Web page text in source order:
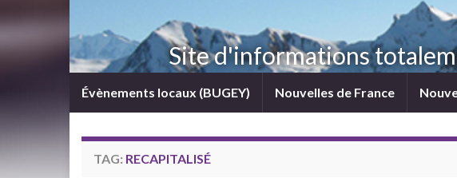
Site d'informations
Évènements locaux (BUGEY) Nouvelles de France
TAG: RECAPITALISÉ